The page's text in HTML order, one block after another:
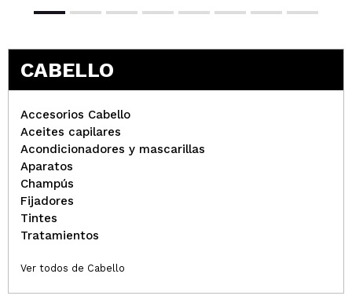
CABELLO
Accesorios Cabello
Aceites capilares
Acondicionadores y mascarillas
Aparatos
Champús
Fijadores
Tintes
Tratamientos
Ver todos de Cabello